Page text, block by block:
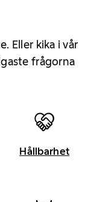
Eller kika i vår
frågorna
Hållbarhet